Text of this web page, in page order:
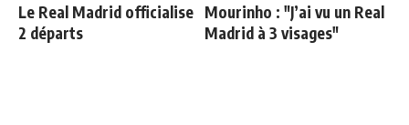
Le Real Madrid officialise
2 départs
Mourinho : "J’ai vu un Real
Madrid à 3 visages"